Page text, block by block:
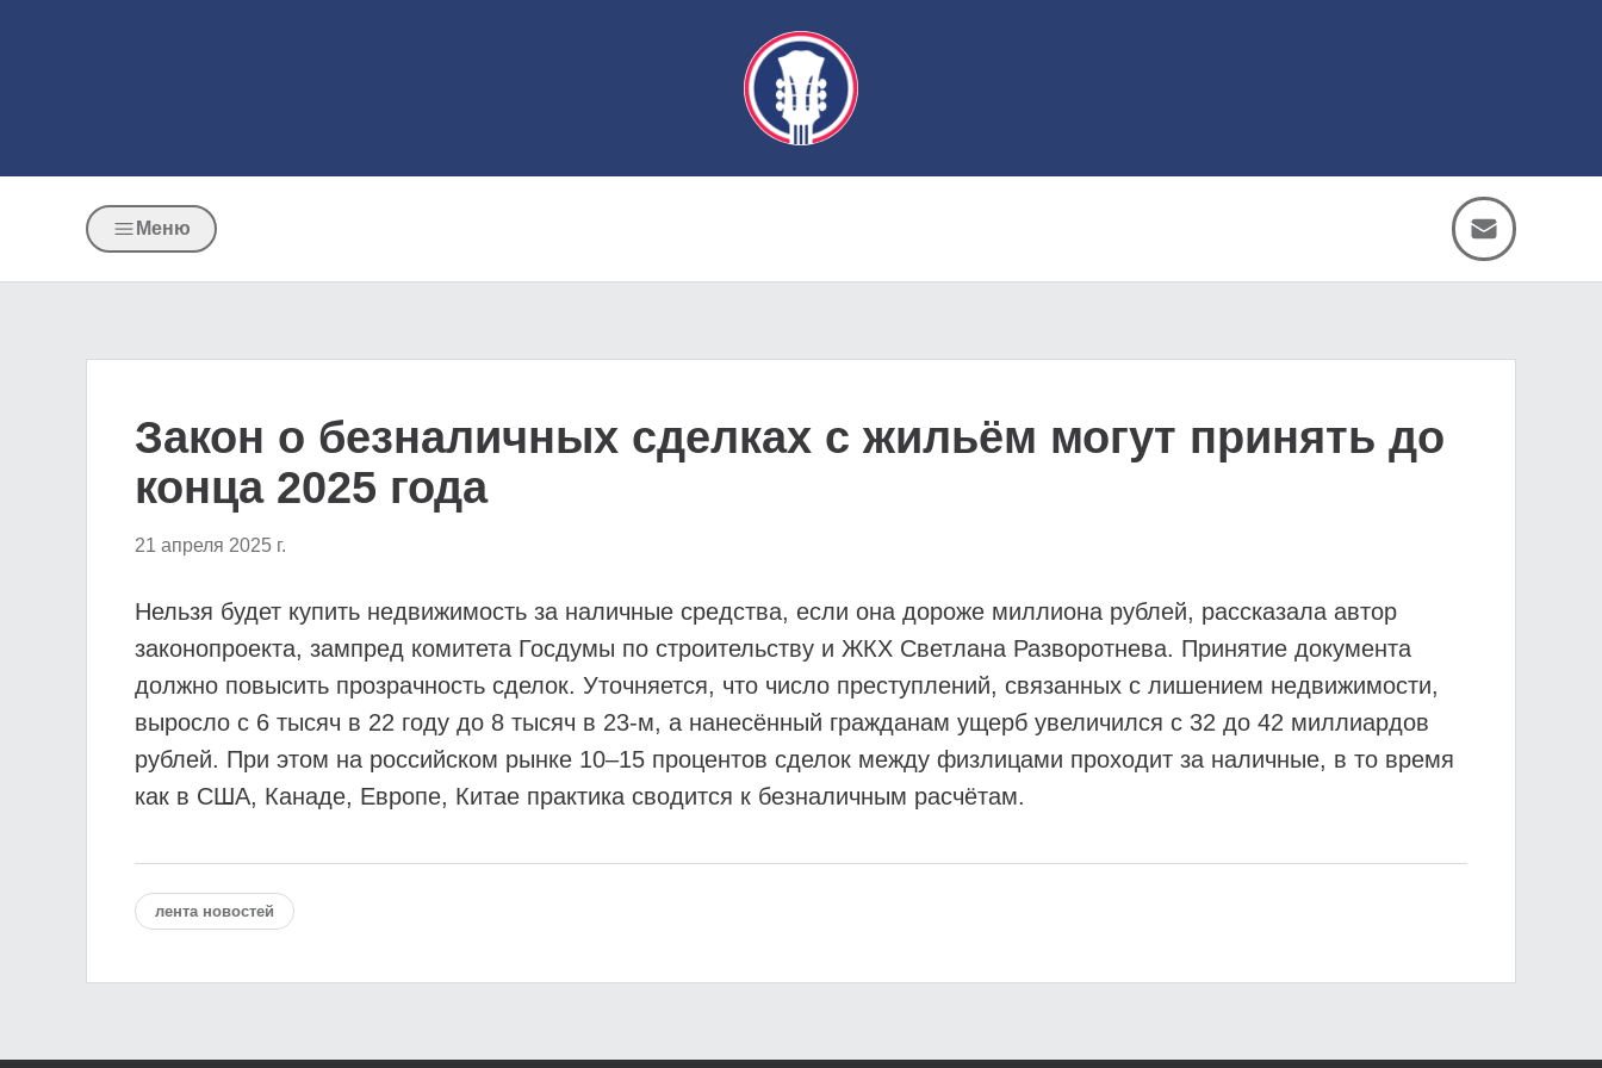
Меню
Закон о безналичных сделках с жильём могут принять до
конца 2025 года
21 апреля 2025 г.
Нельзя будет купить недвижимость за наличные средства, если она дороже миллиона рублей, рассказала автор
законопроекта, зампред комитета Госдумы по строительству и ЖКХ Светлана Разворотнева. Принятие документа
должно повысить прозрачность сделок. Уточняется, что число преступлений, связанных с лишением недвижимости,
выросло с 6 тысяч в 22 году до 8 тысяч в 23-м, а нанесённый гражданам ущерб увеличился с 32 до 42 миллиардов
рублей. При этом на российском рынке 10–15 процентов сделок между физлицами проходит за наличные, в то время
как в США, Канаде, Европе, Китае практика сводится к безналичным расчётам.
лента новостей